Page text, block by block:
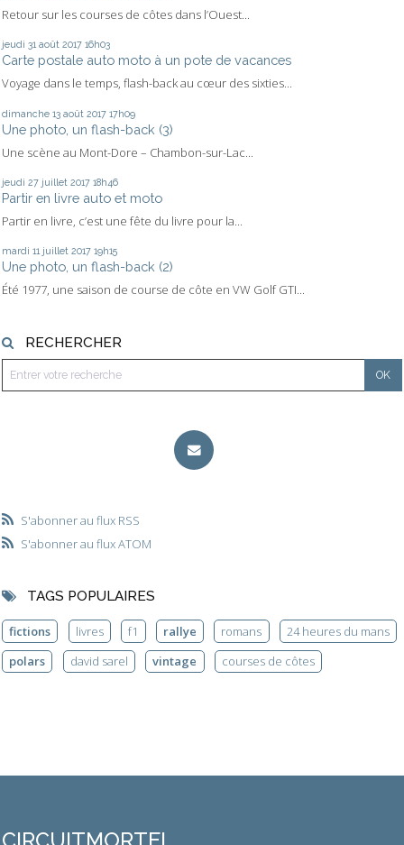
Retour sur les courses de côtes dans l’Ouest...
jeudi 31 août 2017 16h03
Carte postale auto moto à un pote de vacances
Voyage dans le temps, flash-back au cœur des sixties...
dimanche 13 août 2017 17h09
Une photo, un flash-back (3)
Une scène au Mont-Dore – Chambon-sur-Lac...
jeudi 27 juillet 2017 18h46
Partir en livre auto et moto
Partir en livre, c’est une fête du livre pour la...
mardi 11 juillet 2017 19h15
Une photo, un flash-back (2)
Été 1977, une saison de course de côte en VW Golf GTI...
RECHERCHER
S'abonner au flux RSS
S'abonner au flux ATOM
TAGS POPULAIRES
fictions livres f1 rallye romans
24 heures du mans
polars
david sarel vintage courses de côtes